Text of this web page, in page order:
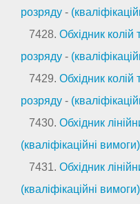
розряду -
7428. Обхідник колій
розряду -
7429. Обхідник колій
розряду -
7430. Обхідник
(кваліфікаційні вимоги)
7431. Обхідник
(кваліфікаційні вимоги)